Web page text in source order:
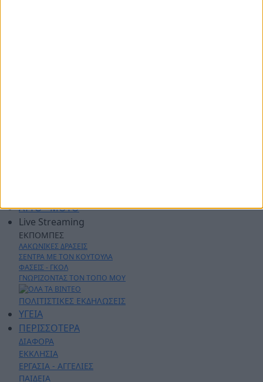
AYTO - MOTO
Live Streaming
ΕΚΠΟΜΠΕΣ
ΛΑΚΩΝΙΚΕΣ ΔΡΑΣΕΙΣ
ΣΕΝΤΡΑ ΜΕ ΤΟΝ ΚΟΥΤΟΥΛΑ
ΦΑΣΕΙΣ - ΓΚΟΛ
ΓΝΩΡΙΖΟΝΤΑΣ ΤΟΝ ΤΟΠΟ ΜΟΥ
ΠΟΛΙΤΙΣΤΙΚΕΣ ΕΚΔΗΛΩΣΕΙΣ
ΥΓΕΙΑ
ΠΕΡΙΣΣΟΤΕΡΑ
ΔΙΑΦΟΡΑ
ΕΚΚΛΗΣΙΑ
ΕΡΓΑΣΙΑ - ΑΓΓΕΛΙΕΣ
ΠΑΙΔΕΙΑ